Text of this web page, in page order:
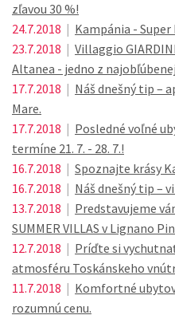
zľavou 30 %!
24.7.2018 | Kampánia - Super
23.7.2018 | Villaggio
Altanea - jedno z
17.7.2018 | Náš dnešný tip –
Mare.
17.7.2018 | Posledné voľné
termíne 21. 7. - 28. 7.!
16.7.2018 | Spoznajte krásy
16.7.2018 | Náš dnešný tip –
13.7.2018 | Predstavujeme
SUMMER VILLAS v Lignano
12.7.2018 | Príďte si
atmosféru Toskánskeho
11.7.2018 | Komfortné
rozumnú cenu.